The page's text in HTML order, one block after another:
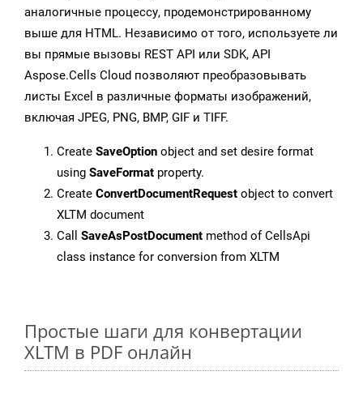
аналогичные процессу, продемонстрированному
выше для HTML. Независимо от того, используете ли
вы прямые вызовы REST API или SDK, API
Aspose.Cells Cloud позволяют преобразовывать
листы Excel в различные форматы изображений,
включая JPEG, PNG, BMP, GIF и TIFF.
Create SaveOption object and set desire format
using SaveFormat property.
Create ConvertDocumentRequest object to convert
XLTM document
Call SaveAsPostDocument method of CellsApi
class instance for conversion from XLTM
Простые шаги для конвертации
XLTM в PDF онлайн